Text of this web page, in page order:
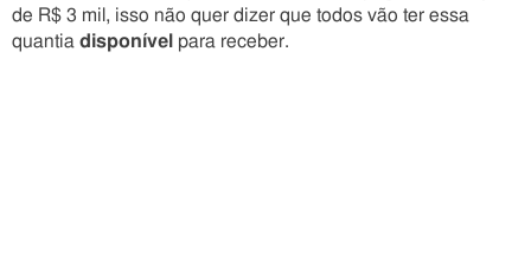
de R$ 3 mil, isso não quer dizer que todos vão ter essa
quantia disponível para receber.